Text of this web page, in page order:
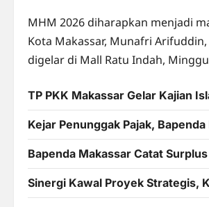
MHM 2026 diharapkan menjadi
Kota Makassar, Munafri
digelar di Mall Ratu Indah,
TP PKK Makassar Gelar Kajian
Kejar Penunggak Pajak,
Bapenda Makassar Catat
Sinergi Kawal Proyek Strategis,